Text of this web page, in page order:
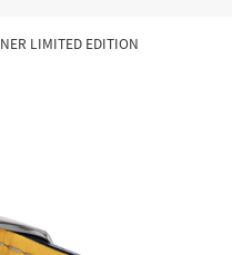
LIMITED EDITION